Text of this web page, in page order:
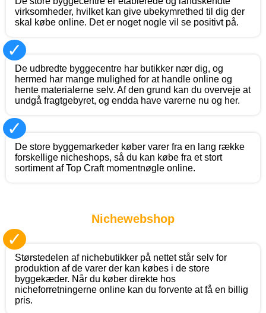
virksomheder, hvilket kan give ubekymrethed til dig der
skal købe online. Det er noget nogle vil se positivt på.
✓
De udbredte byggecentre har butikker nær dig, og
hermed har mange mulighed for at handle online og
hente materialerne selv. Af den grund kan du overveje at
undgå fragtgebyret, og endda have varerne nu og her.
✓
De store byggemarkeder køber varer fra en lang række
forskellige nicheshops, så du kan købe fra et stort
sortiment af Top Craft momentnøgle online.
Nichewebshop
✓
Størstedelen af nichebutikker på nettet står selv for
produktion af de varer der kan købes i de store
byggekæder. Når du køber direkte hos
nicheforretningerne online kan du forvente at få en billig
pris.